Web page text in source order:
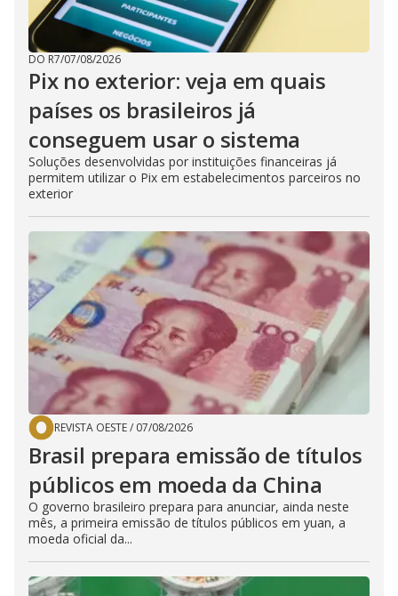
DO R7/07/08/2026
Pix no exterior: veja em quais
países os brasileiros já
conseguem usar o sistema
Soluções desenvolvidas por instituições financeiras já
permitem utilizar o Pix em estabelecimentos parceiros no
exterior
REVISTA OESTE/ 07/08/2026
Brasil prepara emissão de títulos
públicos em moeda da China
O governo brasileiro prepara para anunciar, ainda neste
mês, a primeira emissão de títulos públicos em yuan, a
moeda oficial da...